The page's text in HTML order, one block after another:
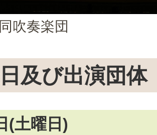
吹奏楽団
及び出演団体
(土曜日)